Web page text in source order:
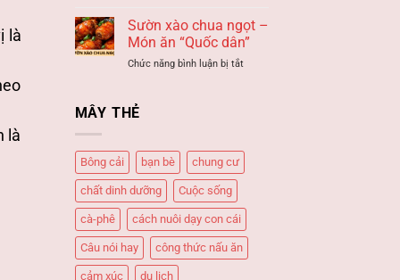
là
là
giấc
mơ
bò
kho
sả-
Món
Sườn xào chua ngọt –
Món ăn “Quốc dân”
Chức năng bình luận bị tắtở
Món
MÂY THẺ
Bông cải bạn bè chung cư
chất dinh dưỡng Cuộc sống
cà-phê cách nuôi dạy con cái
Câu nói hay công thức nấu ăn
cảm xúc du lịch